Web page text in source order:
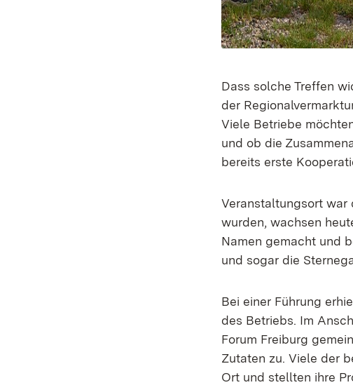
Dass solche Treffen
der
Viele Betriebe
und ob die
bereits erste
Veranstaltungsort war
wurden, wachsen
Namen gemacht und
und sogar die
Bei einer Führung
des Betriebs. Im
Forum Freiburg
Zutaten zu. Viele der
Ort und stellten ihre